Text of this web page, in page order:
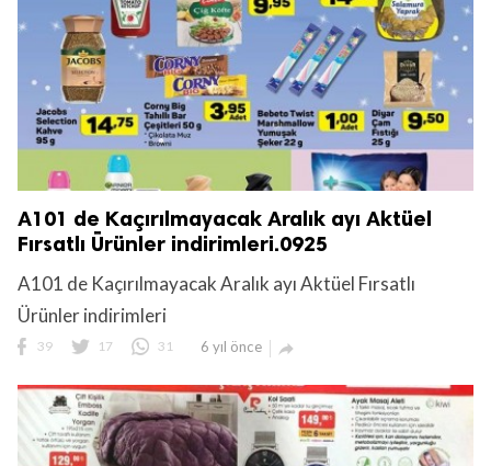
A101 de Kaçırılmayacak Aralık ayı Aktüel
Fırsatlı Ürünler indirimleri.0925
A101 de Kaçırılmayacak Aralık ayı Aktüel Fırsatlı
Ürünler indirimleri
39 17 31 6 yıl önce 